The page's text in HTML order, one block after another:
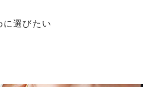
に選びたい